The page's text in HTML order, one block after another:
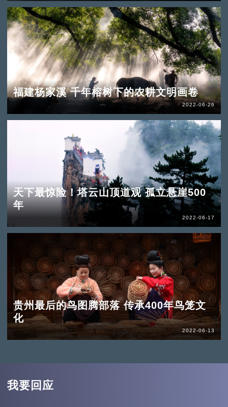
福建杨家溪 千年榕树下的农耕文明画卷
2022-06-26
天下最惊险！塔云山顶道观 孤立悬崖500
年
2022-06-17
贵州最后的鸟图腾部落 传承400年鸟笼文
化
2022-06-13
我要回应